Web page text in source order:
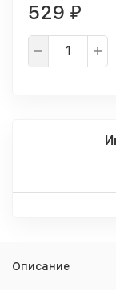
529 ₽
Описание